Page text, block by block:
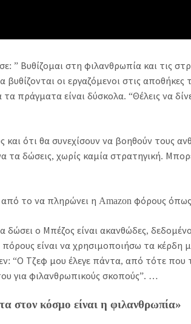
” Βυθίζομαι στη φιλανθρωπία και τις
οι εργαζόμενοι στις αποθήκες
πράγματα είναι δύσκολα. “Θέλεις να
και ότι θα συνεχίσουν να βοηθούν τους
δώσεις, χωρίς καμία στρατηγική.
το να πληρώνει η Amazon φόρους όπως
ο Μπέζος είναι ακανθώδες,
είναι να χρησιμοποιήσω τα κέρδη
“Ο Τζεφ μου έλεγε πάντα, από τότε που
για φιλανθρωπικούς σκοπούς”. …
στον κόσμο είναι η φιλανθρωπία»